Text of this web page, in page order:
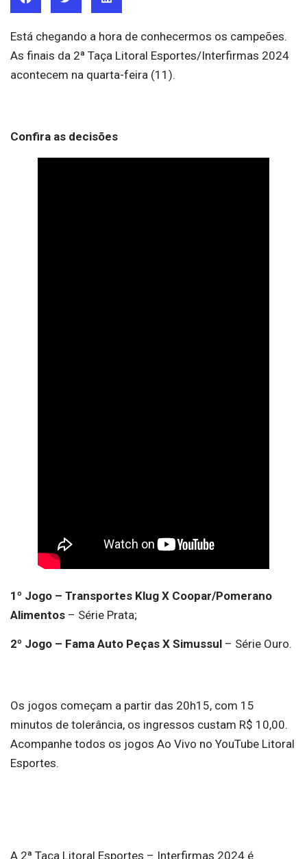
Está chegando a hora de conhecermos os campeões.
As finais da 2ª Taça Litoral Esportes/Interfirmas 2024
acontecem na quarta-feira (11).
Confira as decisões
1º Jogo – Transportes Klug X Coopar/Pomerano
Alimentos – Série Prata;
2º Jogo – Fama Auto Peças X Simussul – Série Ouro.
Os jogos começam a partir das 20h15, com 15
minutos de tolerância, os ingressos custam R$ 10,00.
Acompanhe todos os jogos Ao Vivo no YouTube Litoral
Esportes.
A 2ª Taça Litoral Esportes – Interfirmas 2024 é